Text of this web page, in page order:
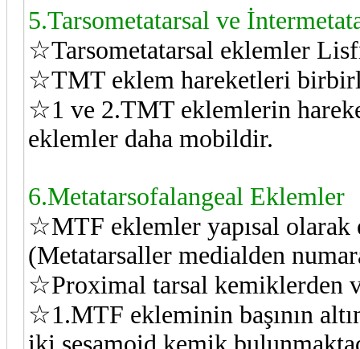
5.Tarsometatarsal ve
☆Tarsometatarsal eklemler
☆TMT eklem hareketleri
☆1 ve 2.TMT eklemlerin
eklemler daha mobildir.
6.Metatarsofalangeal Eklemler
☆MTF eklemler yapısal
(Metatarsaller medialden
☆Proximal tarsal kemiklerden
☆1.MTF ekleminin başının